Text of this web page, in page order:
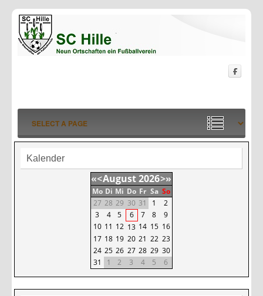
Kalender
«<August2026>»
Mo Di Mi Do Fr Sa So
27 28 29 30 31 1
2
3
4 5 6 7 8
9
10 11 12 13 14 15 16
17 18 19 20 21 22 23
24 25 26 27 28 29 30
31
1 2 3 4 5 6